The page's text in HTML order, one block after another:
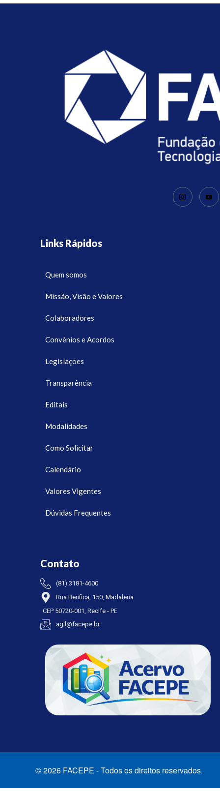
Links Rápidos
Quem somos
Missão, Visão e Valores
Colaboradores
Convênios e Acordos
Legislações
Transparência
Editais
Modalidades
Como Solicitar
Calendário
Valores Vigentes
Dúvidas Frequentes
Contato
(81) 3181-4600
Rua Benfica, 150, Madalena
CEP 50720-001, Recife - PE
agil@facepe.br
© 2026 FACEPE - Todos os direitos reservados.